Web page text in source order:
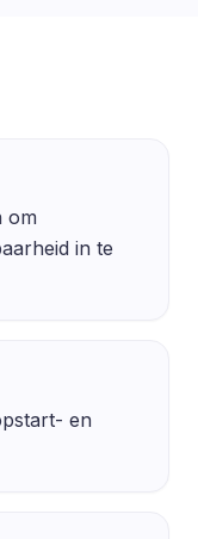
om
in te
en